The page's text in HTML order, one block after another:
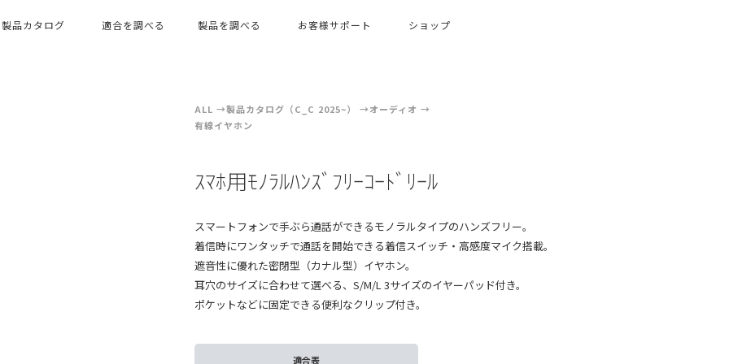
製品カタログ 適合を調べる 製品を調べる お客様サポート ショップ
ALL 製品カタログ（C_C 2025~）
オーディオ
有線イヤホン
ｽﾏﾎ用ﾓﾉﾗﾙﾊﾝｽﾞﾌﾘｰｺｰﾄﾞﾘｰﾙ
スマートフォンで手ぶら通話ができるモノラルタイプのハンズフリー。
着信時にワンタッチで通話を開始できる着信スイッチ・高感度マイク搭載。
遮音性に優れた密閉型（カナル型）イヤホン。
耳穴のサイズに合わせて選べる、S/M/L 3サイズのイヤーパッド付き。
ポケットなどに固定できる便利なクリップ付き。
適合表